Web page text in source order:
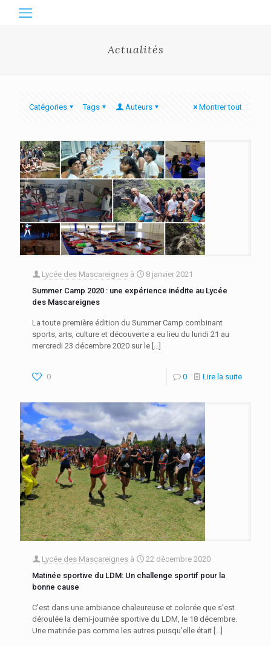
Actualités
Catégories Tags Auteurs Montrer tout
Lycée des Mascareignes à
8 janvier 2021
Summer Camp 2020 : une expérience inédite au Lycée
des Mascareignes
La toute première édition du Summer Camp combinant
sports, arts, culture et découverte a eu lieu du lundi 21 au
mercredi 23 décembre 2020 sur le […]
0 0 Lire la suite
Lycée des Mascareignes à
22 décembre 2020
Matinée sportive du LDM: Un challenge sportif pour la
bonne cause
C’est dans une ambiance chaleureuse et colorée que s’est
déroulée la demi-journée sportive du LDM, le 18 décembre.
Une matinée pas comme les autres puisqu’elle était […]